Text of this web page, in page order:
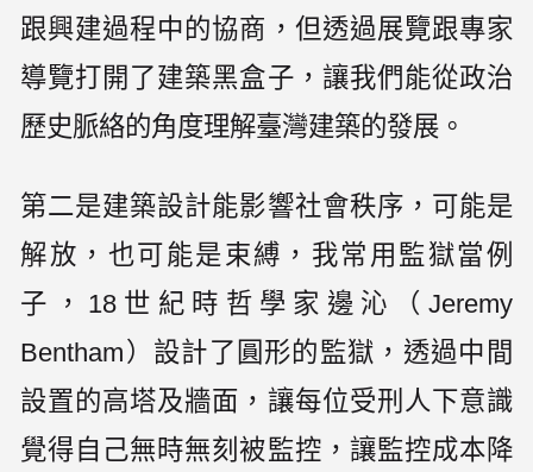
跟興建過程中的協商，但透過展覽跟專家
導覽打開了建築黑盒子，讓我們能從政治
歷史脈絡的角度理解臺灣建築的發展。
第二是建築設計能影響社會秩序，可能是
解放，也可能是束縛，我常用監獄當例
子，18世紀時哲學家邊沁（Jeremy
Bentham）設計了圓形的監獄，透過中間
設置的高塔及牆面，讓每位受刑人下意識
覺得自己無時無刻被監控，讓監控成本降